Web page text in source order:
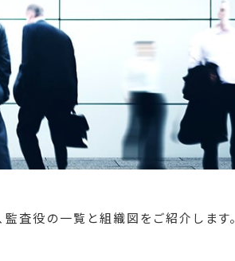
査役の一覧と組織図をご紹介します。